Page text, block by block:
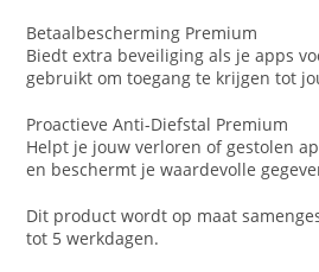
Betaalbescherming Premium
Biedt extra beveiliging als je apps
gebruikt om toegang te krijgen tot
Proactieve Anti-Diefstal Premium
Helpt je jouw verloren of gestolen
en beschermt je waardevolle
Dit product wordt op maat
tot 5 werkdagen.